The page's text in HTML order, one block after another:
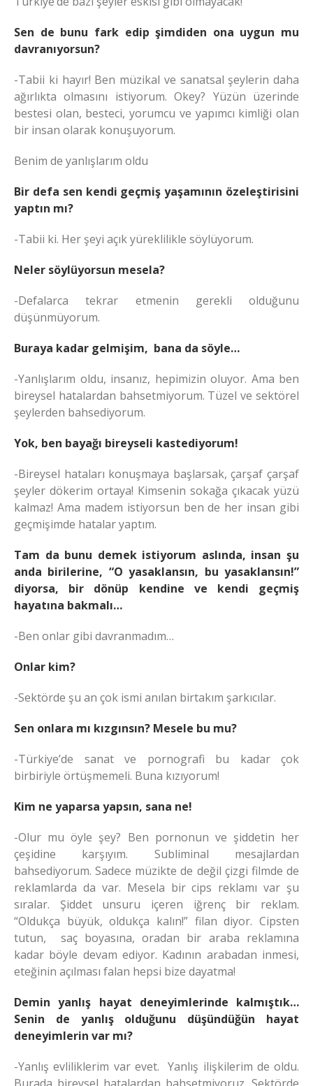
Sen de bunu fark edip şimdiden ona uygun mu
davranıyorsun?
-Tabii ki hayır! Ben müzikal ve sanatsal şeylerin daha
ağırlıkta olmasını istiyorum. Okey? Yüzün üzerinde
bestesi olan, besteci, yorumcu ve yapımcı kimliği olan
bir insan olarak konuşuyorum.
Benim de yanlışlarım oldu
Bir defa sen kendi geçmiş yaşamının özeleştirisini
yaptın mı?
-Tabii ki. Her şeyi açık yüreklilikle söylüyorum.
Neler söylüyorsun mesela?
-Defalarca tekrar etmenin gerekli olduğunu
düşünmüyorum.
Buraya kadar gelmişim, bana da söyle…
-Yanlışlarım oldu, insanız, hepimizin oluyor. Ama ben
bireysel hatalardan bahsetmiyorum. Tüzel ve sektörel
şeylerden bahsediyorum.
Yok, ben bayağı bireyseli kastediyorum!
-Bireysel hataları konuşmaya başlarsak, çarşaf çarşaf
şeyler dökerim ortaya! Kimsenin sokağa çıkacak yüzü
kalmaz! Ama madem istiyorsun ben de her insan gibi
geçmişimde hatalar yaptım.
Tam da bunu demek istiyorum aslında, insan şu
anda birilerine, “O yasaklansın, bu yasaklansın!”
diyorsa, bir dönüp kendine ve kendi geçmiş
hayatına bakmalı…
-Ben onlar gibi davranmadım…
Onlar kim?
-Sektörde şu an çok ismi anılan birtakım şarkıcılar.
Sen onlara mı kızgınsın? Mesele bu mu?
-Türkiye’de sanat ve pornografi bu kadar çok
birbiriyle örtüşmemeli. Buna kızıyorum!
Kim ne yaparsa yapsın, sana ne!
-Olur mu öyle şey? Ben pornonun ve şiddetin her
çeşidine karşıyım. Subliminal mesajlardan
bahsediyorum. Sadece müzikte de değil çizgi filmde de
reklamlarda da var. Mesela bir cips reklamı var şu
sıralar. Şiddet unsuru içeren iğrenç bir reklam.
“Oldukça büyük, oldukça kalın!” filan diyor. Cipsten
tutun, saç boyasına, oradan bir araba reklamına
kadar böyle devam ediyor. Kadının arabadan inmesi,
eteğinin açılması falan hepsi bize dayatma!
Demin yanlış hayat deneyimlerinde kalmıştık…
Senin de yanlış olduğunu düşündüğün hayat
deneyimlerin var mı?
-Yanlış evliliklerim var evet. Yanlış ilişkilerim de oldu.